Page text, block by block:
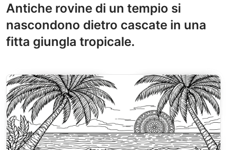
Antiche rovine di un tempio si
nascondono dietro cascate in una
fitta giungla tropicale.